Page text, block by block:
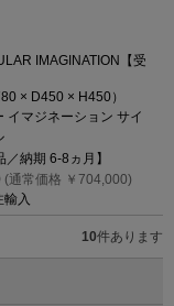
IMAGINATION【受
× D450 × H450）
イマジネーション サイ
／納期 6-8ヵ月】
(通常価格 ￥704,000)
入
10件あります